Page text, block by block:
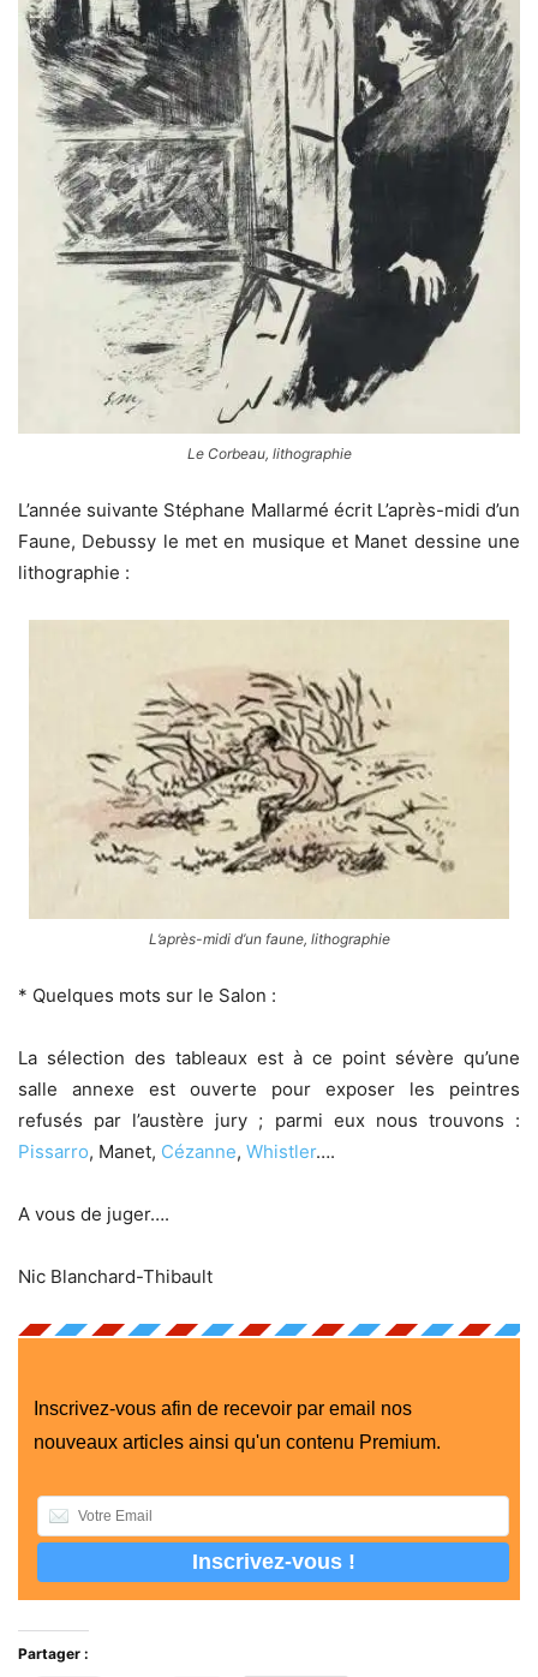
Le Corbeau, lithographie
L’année suivante Stéphane Mallarmé écrit L’après-midi d’un
Faune, Debussy le met en musique et Manet dessine une
lithographie :
L’après-midi d’un faune, lithographie
* Quelques mots sur le Salon :
La sélection des tableaux est à ce point sévère qu’une
salle annexe est ouverte pour exposer les peintres
refusés par l’austère jury ; parmi eux nous trouvons :
Pissarro, Manet, Cézanne, Whistler….
A vous de juger….
Nic Blanchard-Thibault
Inscrivez-vous afin de recevoir par email nos
nouveaux articles ainsi qu'un contenu Premium.
Partager :